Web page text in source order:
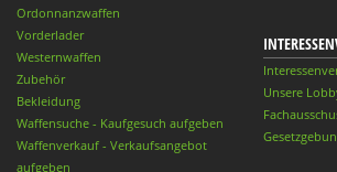
Ordonnanzwaffen
Vorderlader
Westernwaffen
Zubehör
Bekleidung
Waffensuche - Kaufgesuch aufgeben
Waffenverkauf - Verkaufsangebot
aufgeben
Unsere